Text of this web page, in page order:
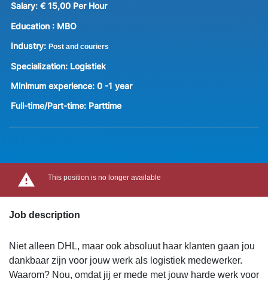
Salary: € 15,00 Per Hour
Education : MBO
Industry: Post and couriers
Specialization: Logistiek
Minimum experience: 0 -1 year
Full-time/Part-time: Parttime
This position is no longer available
Job description
Niet alleen DHL, maar ook absoluut haar klanten gaan jou
dankbaar zijn voor jouw werk als logistiek medewerker.
Waarom? Nou, omdat jij er mede met jouw harde werk voor